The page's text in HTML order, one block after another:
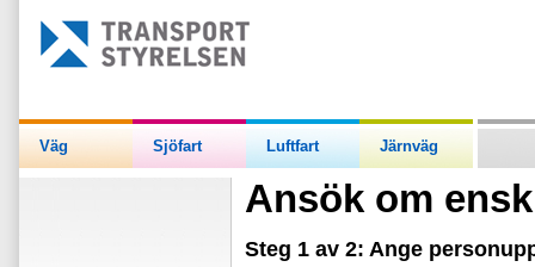
Väg Sjöfart Luftfart Järnväg
Ansök om
Steg 1 av 2: Ange